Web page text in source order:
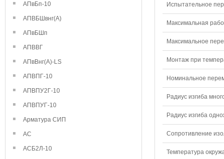
АПвБп-10
АПВБШвнг(А)
АПвБШп
АПВВГ
АПвВнг(А)-LS
АПВПГ-10
АПВПУ2Г-10
АПВПУГ-10
Арматура СИП
АС
АСБ2Л-10
Испытательное
Максимальная
Максимальное
Монтаж при
Номинальное
Радиус изгиба
Радиус изгиба
Сопротивление
Температура